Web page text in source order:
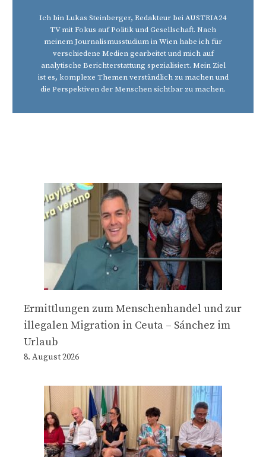
Ich bin Lukas Steinberger, Redakteur bei AUSTRIA24
TV mit Fokus auf Politik und Gesellschaft. Nach
meinem Journalismusstudium in Wien habe ich für
verschiedene Medien gearbeitet und mich auf
analytische Berichterstattung spezialisiert. Mein Ziel
ist es, komplexe Themen verständlich zu machen und
die Perspektiven der Menschen sichtbar zu machen.
Ermittlungen zum Menschenhandel und zur
illegalen Migration in Ceuta – Sánchez im
Urlaub
8. August 2026